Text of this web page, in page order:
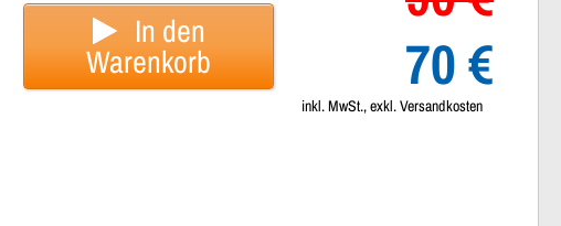
In den
Warenkorb
70 €
inkl. MwSt., exkl. Versandkosten